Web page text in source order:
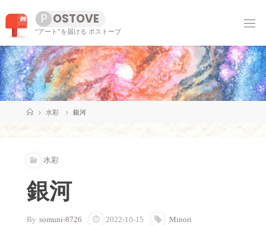
ン
ン
ツ
へ
ス
キ
P OSTOVE
“アート”を届ける ポストーブ
ホ
水彩 銀河
水彩
銀河
By somuni-8726 2022-10-15 Minori